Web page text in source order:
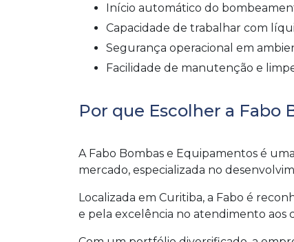
Início automático do
Capacidade de trabalhar com
Segurança operacional em
Facilidade de manutenção e
Por que Escolher a Fabo
A Fabo Bombas e Equipamentos é
mercado, especializada no
Localizada em Curitiba, a Fabo é
e pela excelência no atendimento aos